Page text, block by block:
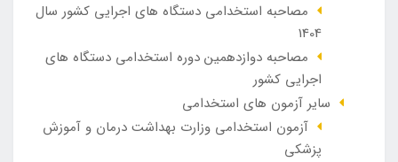
مصاحبه استخدامی دستگاه های اجرایی کشور سال
1404
مصاحبه دوازدهمین دوره استخدامی دستگاه های
اجرایی کشور
سایر آزمون های استخدامی
آزمون استخدامی وزارت بهداشت درمان و آموزش
پزشکی